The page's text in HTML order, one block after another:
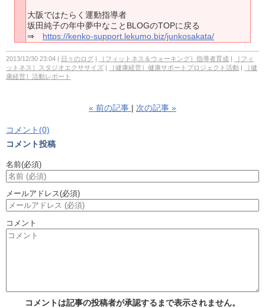
大阪ではたらく運動指導者
坂田純子の年中夢中なことBLOGのTOPに戻る
⇒ https://kenko-support.lekumo.biz/junkosakata/
2013/12/30 23:04 日々のログ ［フィットネス＆ウォーキング］指導者育成
［フィ
ットネス］スタジオエクササイズ
［健康経営］健康サポートプロジェクト活動
［健
康経営］活動レポート
« 前の記事 次の記事 »
コメント(0)
コメント投稿
名前(必須)
メールアドレス(必須)
コメント
コメントは記事の投稿者が承認するまで表示されません。